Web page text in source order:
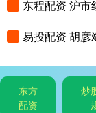
东程配资 沪市
东方
配资
炒